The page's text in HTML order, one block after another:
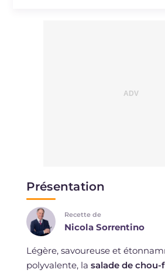
Présentation
Recette de
Nicola Sorrentino
Légère, savoureuse et
polyvalente, la salade de